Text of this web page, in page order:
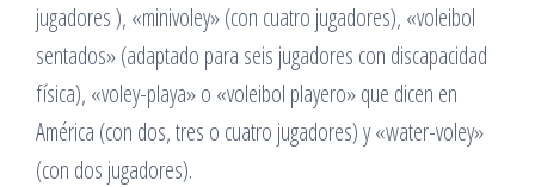
jugadores ), «minivoley» (con cuatro jugadores), «voleibol
sentados» (adaptado para seis jugadores con discapacidad
física), «voley-playa» o «voleibol playero» que dicen en
América (con dos, tres o cuatro jugadores) y «water-voley»
(con dos jugadores).